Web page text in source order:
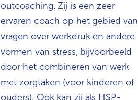
outcoaching. Zij is een zeer
ervaren coach op het gebied van
vragen over werkdruk en andere
vormen van stress, bijvoorbeeld
door het combineren van werk
met zorgtaken (voor kinderen of
ouders). Ook kan zij als HSP-